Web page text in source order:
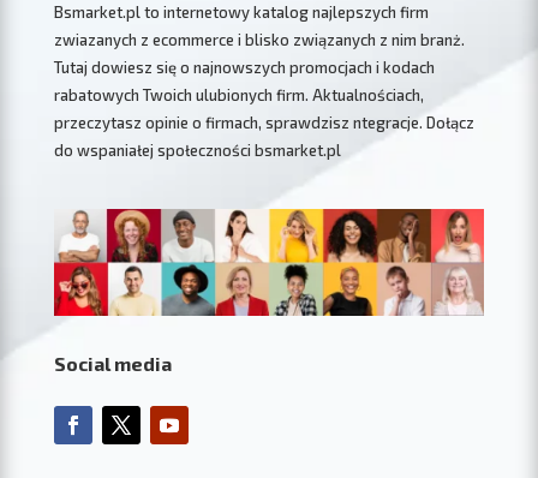
Bsmarket.pl to internetowy katalog najlepszych firm
zwiazanych z ecommerce i blisko związanych z nim branż.
Tutaj dowiesz się o najnowszych promocjach i kodach
rabatowych Twoich ulubionych firm. Aktualnościach,
przeczytasz opinie o firmach, sprawdzisz ntegracje. Dołącz
do wspaniałej społeczności bsmarket.pl
Social media